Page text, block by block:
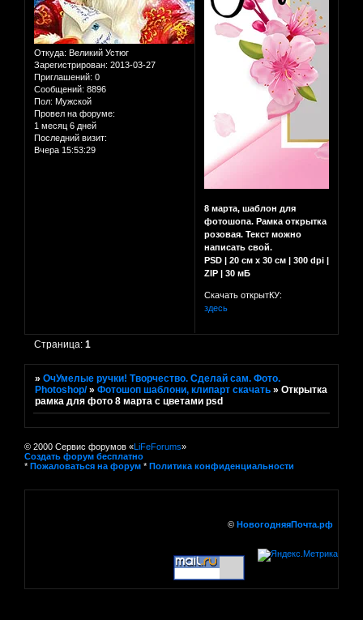
Откуда: Великий Устюг
Зарегистрирован: 2013-03-27
Приглашений: 0
Сообщений: 8896
Пол: Мужской
Провел на форуме:
1 месяц 6 дней
Последний визит:
Вчера 15:53:29
8 марта, шаблон для
фотошопа. Рамка открытка
розовая. Текст можно
написать свой.
PSD | 20 см x 30 см | 300 dpi |
ZIP | 30 мБ
Скачать открытКУ:
здесь
Страница:1
»ОчУмелые ручки! Творчество. Сделай сам. Фото.
Photoshop/ »Фотошоп шаблони, клипарт скачать »Открытка
рамка для фото 8 марта с цветами psd
© 2000 Сервис форумов «LiFeForums»
Создать форум бесплатно
* Пожаловаться на форум * Политика конфиденциальности
© НовогодняяПочта.рф